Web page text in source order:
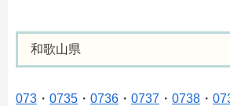
和歌山県
073 ・ 0735 ・ 0736 ・ 0737 ・ 0738 ・